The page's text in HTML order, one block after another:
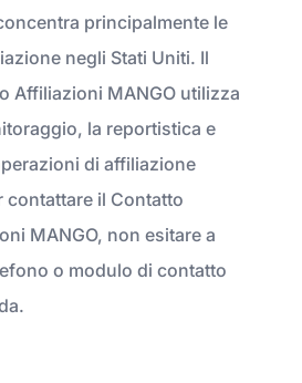
principalmente le
negli Stati Uniti. Il
Affiliazioni MANGO utilizza
la reportistica e
di affiliazione
contattare il Contatto
MANGO, non esitare a
o modulo di contatto